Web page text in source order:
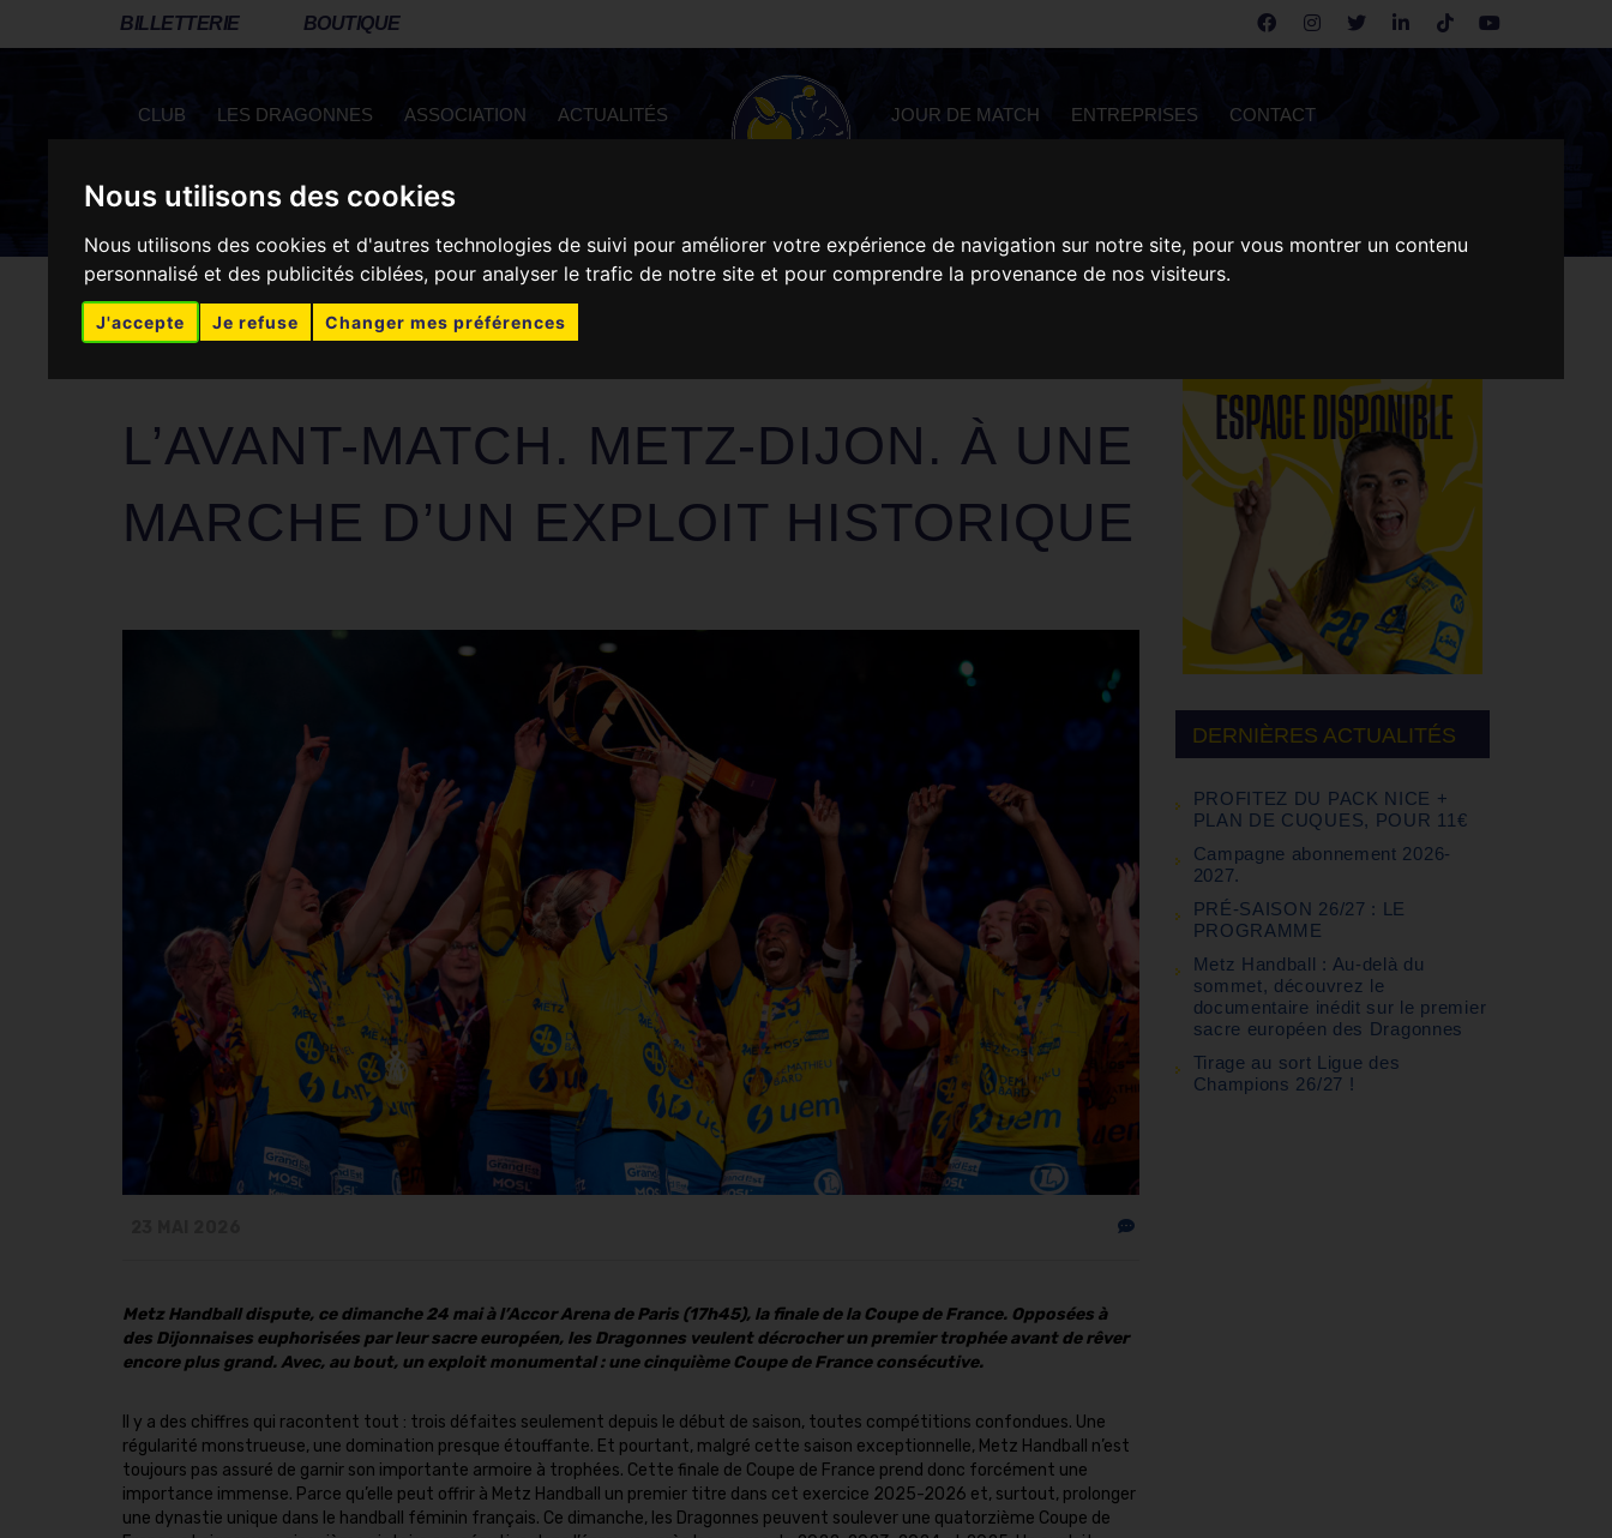
Nous utilisons des cookies
Nous utilisons des cookies et d'autres technologies de suivi pour améliorer votre expérience de navigation sur notre site, pour vous montrer un contenu
personnalisé et des publicités ciblées, pour analyser le trafic de notre site et pour comprendre la provenance de nos visiteurs.
J'accepte Je refuse Changer mes préférences
BILLETTERIE BOUTIQUE
CLUB LES DRAGONNES ASSOCIATION ACTUALITÉS JOUR DE MATCH ENTREPRISES CONTACT
RÉSEAUX SOCIAUX
L’AVANT-MATCH. METZ-DIJON. À UNE
MARCHE D’UN EXPLOIT HISTORIQUE
Metz Handball dispute, ce dimanche 24 mai à l’Accor Arena de Paris (17h45), la finale de la Coupe de France. Opposées à
des Dijonnaises euphorisées par leur sacre européen, les Dragonnes veulent décrocher un premier trophée avant de rêver
encore plus grand. Avec, au bout, un exploit monumental : une cinquième Coupe de France consécutive.
Il y a des chiffres qui racontent tout : trois défaites seulement depuis le début de saison, toutes compétitions confondues. Une
régularité monstrueuse, une domination presque étouffante. Et pourtant, malgré cette saison exceptionnelle, Metz Handball n’est
toujours pas assuré de garnir son importante armoire à trophées. Cette finale de Coupe de France prend donc forcément une
importance immense. Parce qu’elle peut offrir à Metz Handball un premier titre dans cet exercice 2025-2026 et, surtout, prolonger
une dynastie unique dans le handball féminin français. Ce dimanche, les Dragonnes peuvent soulever une quatorzième Coupe de
DERNIÈRES ACTUALITÉS
PROFITEZ DU PACK NICE +
PLAN DE CUQUES, POUR 11€
Campagne abonnement 2026-
2027.
PRÉ-SAISON 26/27 : LE
PROGRAMME
Metz Handball : Au-delà du
sommet, découvrez le
documentaire inédit sur le premier
sacre européen des Dragonnes
Tirage au sort Ligue des
Champions 26/27 !